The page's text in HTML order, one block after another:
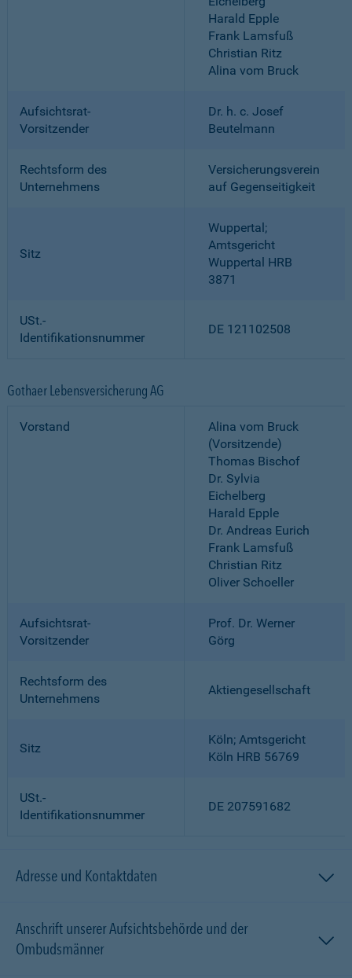
Harald Epple
Frank Lamsfuß
Christian Ritz
Alina vom Bruck
Aufsichtsrat-
Vorsitzender
Dr. h. c. Josef
Beutelmann
Rechtsform des
Unternehmens
Versicherungsverein
auf Gegenseitigkeit
Sitz
Wuppertal;
Amtsgericht
Wuppertal HRB
3871
USt.-
Identifikationsnummer
DE 121102508
Gothaer Lebensversicherung AG
Vorstand
Alina vom Bruck
(Vorsitzende)
Thomas Bischof
Dr. Sylvia
Eichelberg
Harald Epple
Dr. Andreas Eurich
Frank Lamsfuß
Christian Ritz
Oliver Schoeller
Aufsichtsrat-
Vorsitzender
Prof. Dr. Werner
Görg
Rechtsform des
Unternehmens
Aktiengesellschaft
Sitz
Köln; Amtsgericht
Köln HRB 56769
USt.-
Identifikationsnummer
DE 207591682
Adresse und Kontaktdaten
Anschrift unserer Aufsichtsbehörde und der
Ombudsmänner